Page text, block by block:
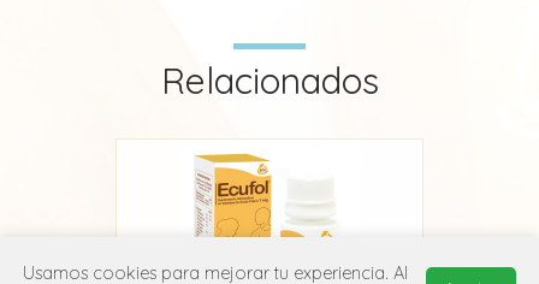
Relacionados
Usamos cookies para mejorar tu experiencia. Al